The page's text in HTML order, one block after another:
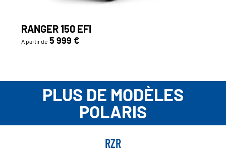
RANGER 150 EFI
A partir de 5 999 €
PLUS DE MODÈLES
POLARIS
RZR